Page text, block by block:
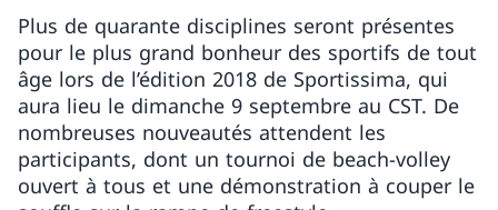
Plus de quarante disciplines seront présentes
pour le plus grand bonheur des sportifs de tout
âge lors de l’édition 2018 de Sportissima, qui
aura lieu le dimanche 9 septembre au CST. De
nombreuses nouveautés attendent les
participants, dont un tournoi de beach-volley
ouvert à tous et une démonstration à couper le